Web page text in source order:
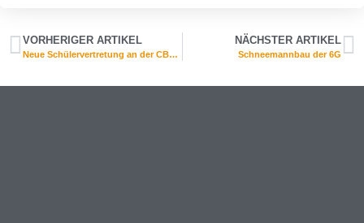
VORHERIGER ARTIKEL
Neue Schülervertretung an der CBS gewählt
NÄCHSTER ARTIKEL
Schneemannbau der 6G